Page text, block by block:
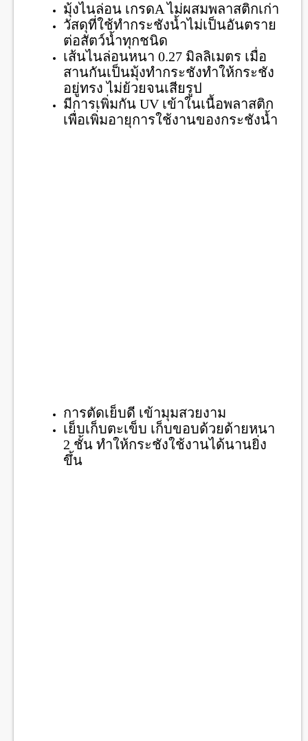
มุ้งไนล่อน เกรดA ไม่ผสมพลาสติกเก่า
วัสดุที่ใช้ทำกระชังน้ำไม่เป็นอันตราย
ต่อสัตว์น้ำทุกชนิด
เส้นไนล่อนหนา 0.27 มิลลิเมตร เมื่อ
สานกันเป็นมุ้งทำกระชังทำให้กระชัง
อยู่ทรง ไม่ย้วยจนเสียรูป
มีการเพิ่มกัน UV เข้าในเนื้อพลาสติก
เพื่อเพิ่มอายุการใช้งานของกระชังน้ำ
การตัดเย็บดี เข้ามุมสวยงาม
เย็บเก็บตะเข็บ เก็บขอบด้วยด้ายหนา
2 ชั้น ทำให้กระชังใช้งานได้นานยิ่ง
ขึ้น